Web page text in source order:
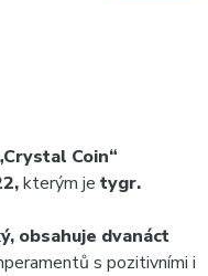
Coin“
kterým je tygr.
obsahuje dvanáct
s pozitivními i